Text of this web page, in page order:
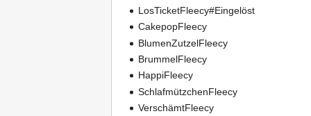
LosTicketFleecy#Eingelöst
CakepopFleecy
BlumenZutzelFleecy
BrummelFleecy
HappiFleecy
SchlafmützchenFleecy
VerschämtFleecy